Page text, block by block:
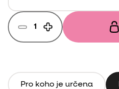
Pro koho je určena